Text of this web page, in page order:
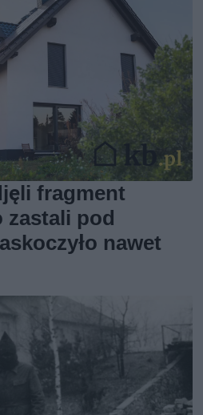
fragment
zastali pod
nawet